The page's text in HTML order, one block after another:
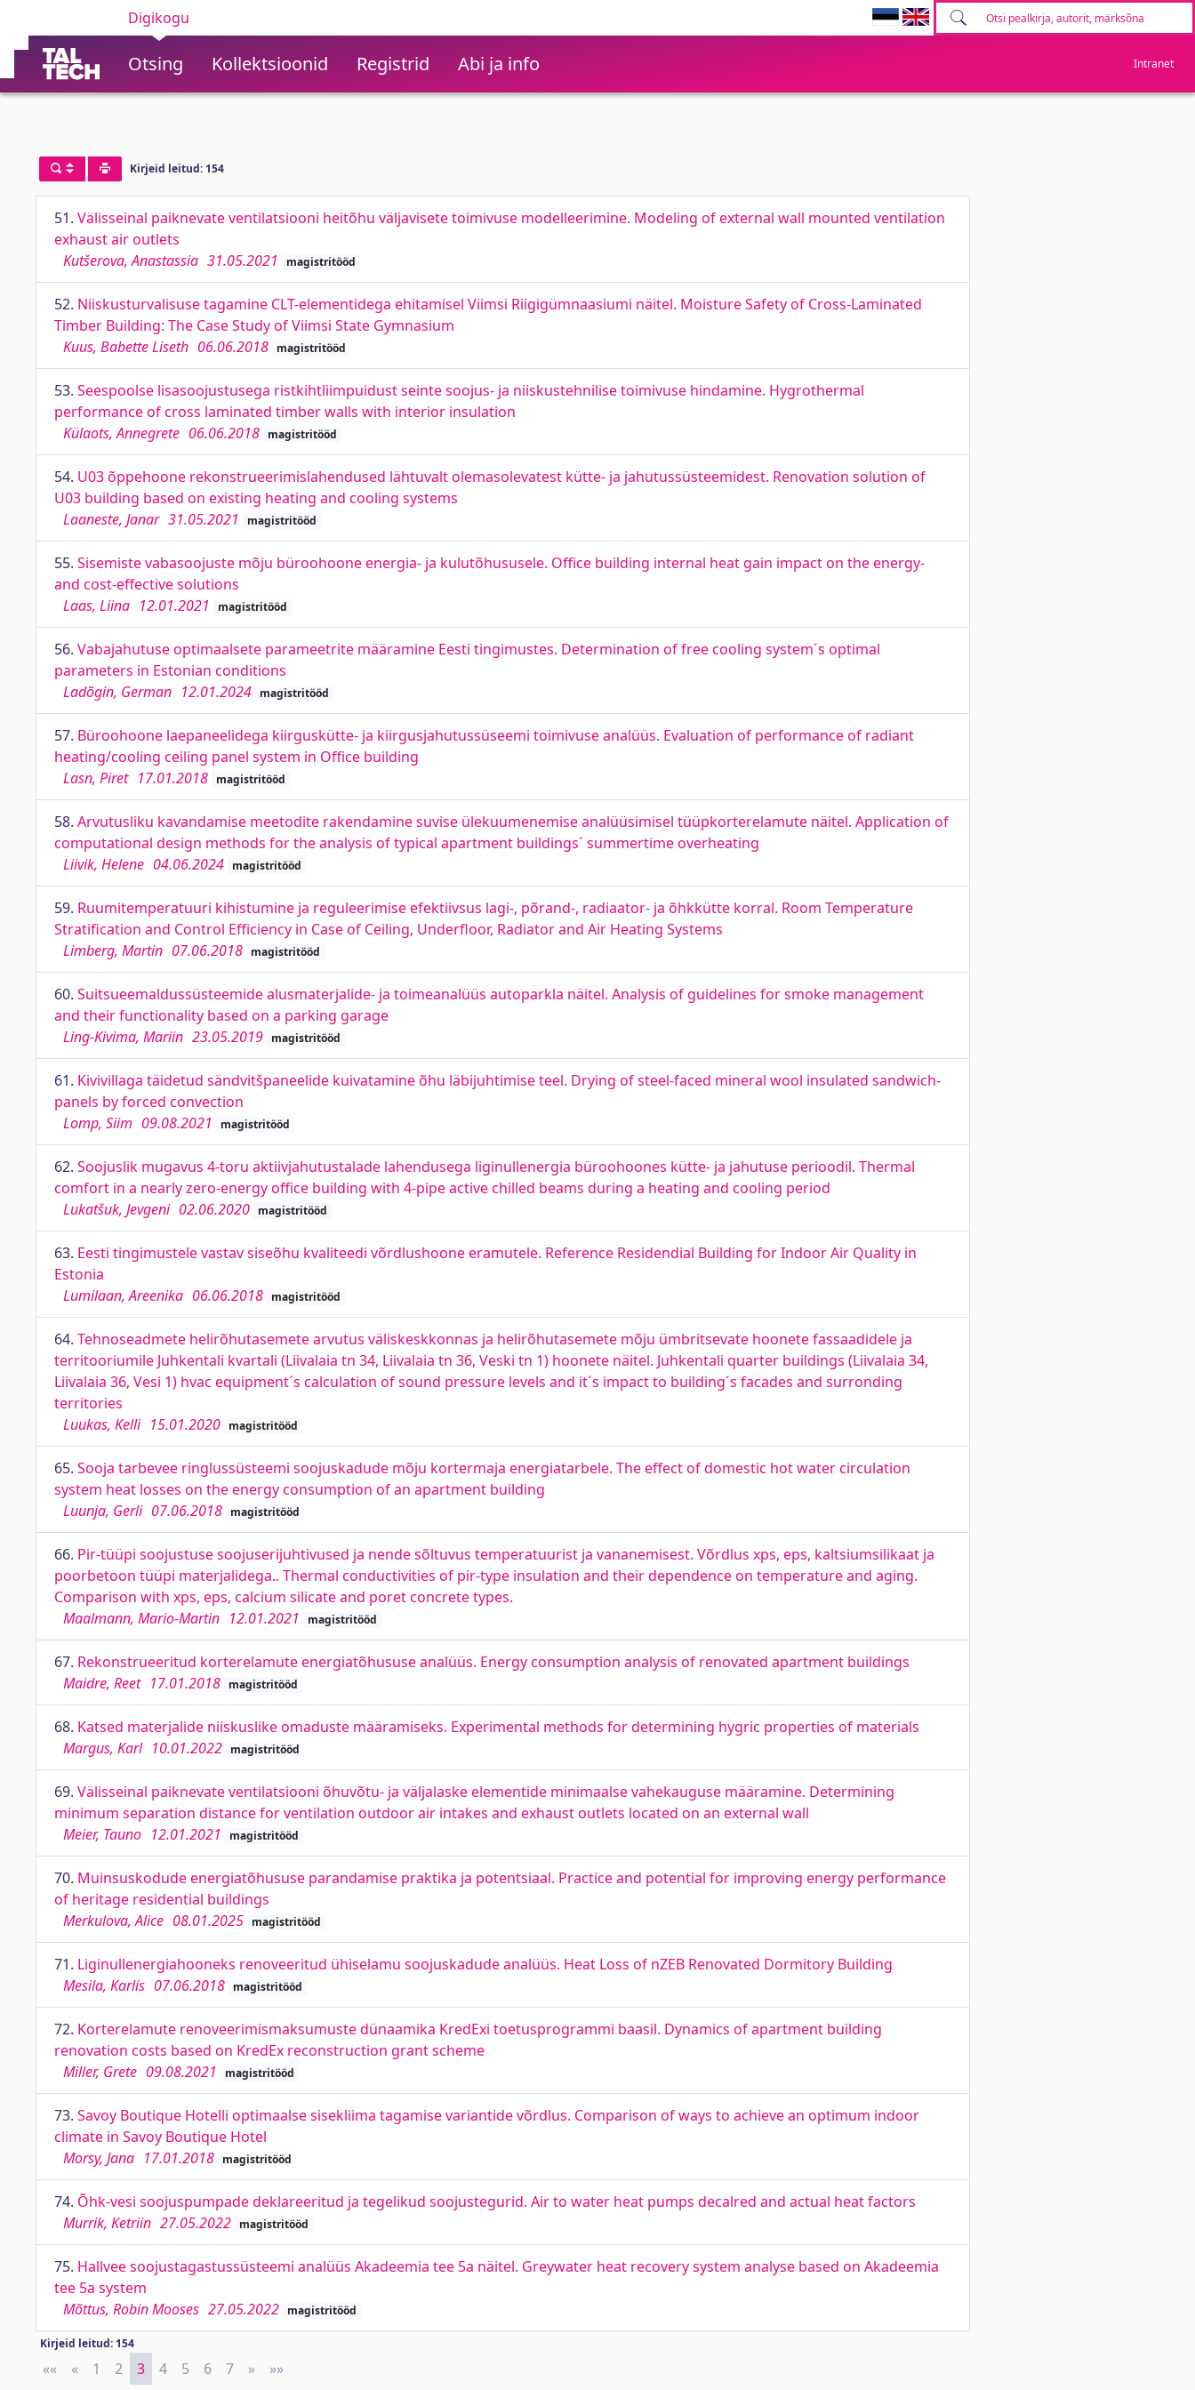
Digikogu
Otsing Kollektsioonid Registrid Abi ja info Intranet
Kirjeid leitud: 154
51. Välisseinal paiknevate ventilatsiooni heitõhu väljavisete toimivuse modelleerimine. Modeling of external wall mounted ventilation
exhaust air outlets
Kutšerova, Anastassia 31.05.2021 magistritööd
52. Niiskusturvalisuse tagamine CLT-elementidega ehitamisel Viimsi Riigigümnaasiumi näitel. Moisture Safety of Cross-Laminated
Timber Building: The Case Study of Viimsi State Gymnasium
Kuus, Babette Liseth 06.06.2018 magistritööd
53. Seespoolse lisasoojustusega ristkihtliimpuidust seinte soojus- ja niiskustehnilise toimivuse hindamine. Hygrothermal
performance of cross laminated timber walls with interior insulation
Külaots, Annegrete 06.06.2018 magistritööd
54. U03 õppehoone rekonstrueerimislahendused lähtuvalt olemasolevatest kütte- ja jahutussüsteemidest. Renovation solution of
U03 building based on existing heating and cooling systems
Laaneste, Janar 31.05.2021 magistritööd
55. Sisemiste vabasoojuste mõju büroohoone energia- ja kulutõhususele. Office building internal heat gain impact on the energy-
and cost-effective solutions
Laas, Liina 12.01.2021 magistritööd
56. Vabajahutuse optimaalsete parameetrite määramine Eesti tingimustes. Determination of free cooling system´s optimal
parameters in Estonian conditions
Ladõgin, German 12.01.2024 magistritööd
57. Büroohoone laepaneelidega kiirguskütte- ja kiirgusjahutussüseemi toimivuse analüüs. Evaluation of performance of radiant
heating/cooling ceiling panel system in Office building
Lasn, Piret 17.01.2018 magistritööd
58. Arvutusliku kavandamise meetodite rakendamine suvise ülekuumenemise analüüsimisel tüüpkorterelamute näitel. Application of
computational design methods for the analysis of typical apartment buildings´ summertime overheating
Liivik, Helene 04.06.2024 magistritööd
59. Ruumitemperatuuri kihistumine ja reguleerimise efektiivsus lagi-, põrand-, radiaator- ja õhkkütte korral. Room Temperature
Stratification and Control Efficiency in Case of Ceiling, Underfloor, Radiator and Air Heating Systems
Limberg, Martin 07.06.2018 magistritööd
60. Suitsueemaldussüsteemide alusmaterjalide- ja toimeanalüüs autoparkla näitel. Analysis of guidelines for smoke management
and their functionality based on a parking garage
Ling-Kivima, Mariin 23.05.2019 magistritööd
61. Kivivillaga täidetud sändvitšpaneelide kuivatamine õhu läbijuhtimise teel. Drying of steel-faced mineral wool insulated sandwich-
panels by forced convection
Lomp, Siim 09.08.2021 magistritööd
62. Soojuslik mugavus 4-toru aktiivjahutustalade lahendusega liginullenergia büroohoones kütte- ja jahutuse perioodil. Thermal
comfort in a nearly zero-energy office building with 4-pipe active chilled beams during a heating and cooling period
Lukatšuk, Jevgeni 02.06.2020 magistritööd
63. Eesti tingimustele vastav siseõhu kvaliteedi võrdlushoone eramutele. Reference Residendial Building for Indoor Air Quality in
Estonia
Lumilaan, Areenika 06.06.2018 magistritööd
64. Tehnoseadmete helirõhutasemete arvutus väliskeskkonnas ja helirõhutasemete mõju ümbritsevate hoonete fassaadidele ja
territooriumile Juhkentali kvartali (Liivalaia tn 34, Liivalaia tn 36, Veski tn 1) hoonete näitel. Juhkentali quarter buildings (Liivalaia 34,
Liivalaia 36, Vesi 1) hvac equipment´s calculation of sound pressure levels and it´s impact to building´s facades and surronding
territories
Luukas, Kelli 15.01.2020 magistritööd
65. Sooja tarbevee ringlussüsteemi soojuskadude mõju kortermaja energiatarbele. The effect of domestic hot water circulation
system heat losses on the energy consumption of an apartment building
Luunja, Gerli 07.06.2018 magistritööd
66. Pir-tüüpi soojustuse soojuserijuhtivused ja nende sõltuvus temperatuurist ja vananemisest. Võrdlus xps, eps, kaltsiumsilikaat ja
poorbetoon tüüpi materjalidega.. Thermal conductivities of pir-type insulation and their dependence on temperature and aging.
Comparison with xps, eps, calcium silicate and poret concrete types.
Maalmann, Mario-Martin 12.01.2021 magistritööd
67. Rekonstrueeritud korterelamute energiatõhususe analüüs. Energy consumption analysis of renovated apartment buildings
Maidre, Reet 17.01.2018 magistritööd
68. Katsed materjalide niiskuslike omaduste määramiseks. Experimental methods for determining hygric properties of materials
Margus, Karl 10.01.2022 magistritööd
69. Välisseinal paiknevate ventilatsiooni õhuvõtu- ja väljalaske elementide minimaalse vahekauguse määramine. Determining
minimum separation distance for ventilation outdoor air intakes and exhaust outlets located on an external wall
Meier, Tauno 12.01.2021 magistritööd
70. Muinsuskodude energiatõhususe parandamise praktika ja potentsiaal. Practice and potential for improving energy performance
of heritage residential buildings
Merkulova, Alice 08.01.2025 magistritööd
71. Liginullenergiahooneks renoveeritud ühiselamu soojuskadude analüüs. Heat Loss of nZEB Renovated Dormitory Building
Mesila, Karlis 07.06.2018 magistritööd
72. Korterelamute renoveerimismaksumuste dünaamika KredExi toetusprogrammi baasil. Dynamics of apartment building
renovation costs based on KredEx reconstruction grant scheme
Miller, Grete 09.08.2021 magistritööd
73. Savoy Boutique Hotelli optimaalse sisekliima tagamise variantide võrdlus. Comparison of ways to achieve an optimum indoor
climate in Savoy Boutique Hotel
Morsy, Jana 17.01.2018 magistritööd
74. Õhk-vesi soojuspumpade deklareeritud ja tegelikud soojustegurid. Air to water heat pumps decalred and actual heat factors
Murrik, Ketriin 27.05.2022 magistritööd
75. Hallvee soojustagastussüsteemi analüüs Akadeemia tee 5a näitel. Greywater heat recovery system analyse based on Akadeemia
tee 5a system
Mõttus, Robin Mooses 27.05.2022 magistritööd
Kirjeid leitud: 154
«« First
« Previous
1 2 3 4 5 6 7 » Next
»»